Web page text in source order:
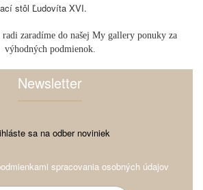
stôl Ľudovíta XVI.
radi zaradíme do našej My gallery ponuky za
výhodných podmienok.
Newsletter
sa na odber noviniek
spracovania osobných údajov